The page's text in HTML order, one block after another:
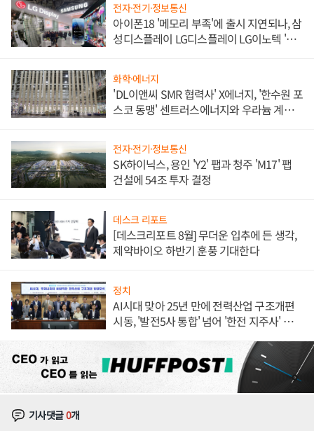
전자·전기·정보통신
아이폰18 '메모리 부족'에 출시 지연되나, 삼
성디스플레이 LG디스플레이 LG이노텍 '탈
화학·에너지
'DL이앤씨 SMR 협력사' X에너지, '한수원 포
스코 동맹' 센트러스에너지와 우라늄 계약
전자·전기·정보통신
SK하이닉스, 용인 'Y2' 팹과 청주 'M17' 팹
건설에 54조 투자 결정
데스크 리포트
[데스크리포트 8월] 무더운 입추에 든 생각,
제약바이오 하반기 훈풍 기대한다
정치
AI시대 맞아 25년 만에 전력산업 구조개편
시동, '발전5사 통합' 넘어 '한전 지주사' 재편
기사댓글0개